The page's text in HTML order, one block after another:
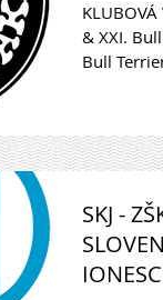
& XXI.
Bull
SKJ -